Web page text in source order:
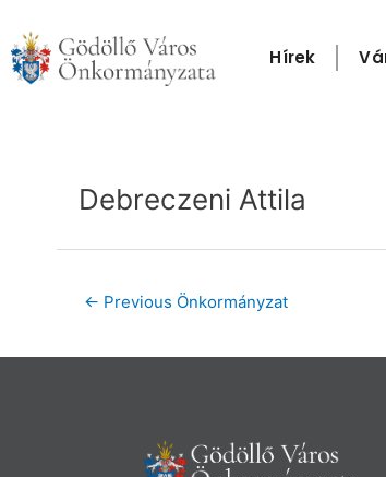
content
Hírek
Debreczeni Attila
← Previous Önkormányzat